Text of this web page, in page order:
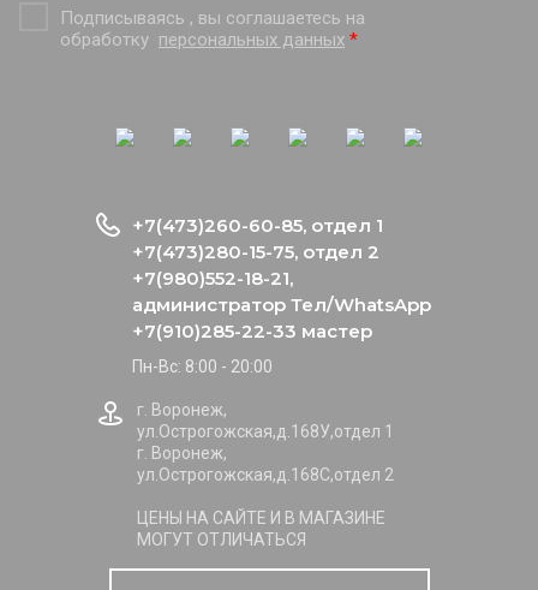
Подписываясь , вы соглашаетесь на
обработку персональных данных *
+7(473)260-60-85, отдел 1
+7(473)280-15-75, отдел 2
+7(980)552-18-21,
администратор Тел/WhatsApp
+7(910)285-22-33 мастер
Пн-Вс: 8:00 - 20:00
г. Воронеж,
ул.Острогожская,д.168У,отдел 1
г. Воронеж,
ул.Острогожская,д.168С,отдел 2
ЦЕНЫ НА САЙТЕ И В МАГАЗИНЕ
МОГУТ ОТЛИЧАТЬСЯ